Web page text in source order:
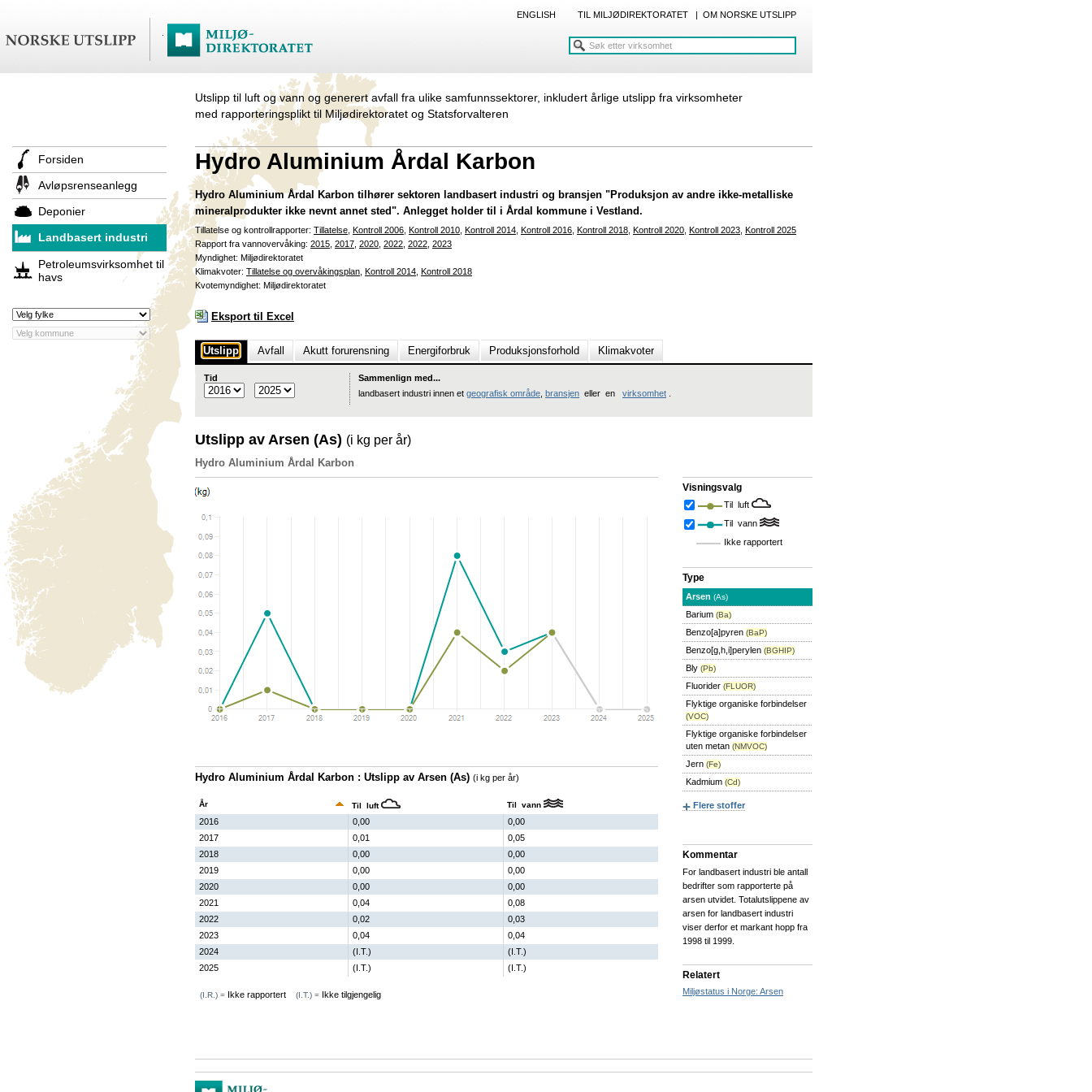
ENGLISH TIL MILJØDIREKTORATET | OM NORSKE UTSLIPP
Utslipp til luft og vann og generert avfall fra ulike samfunnssektorer, inkludert årlige utslipp fra virksomheter
med rapporteringsplikt til Miljødirektoratet og Statsforvalteren
Forsiden
Avløpsrenseanlegg
Deponier
Landbasert industri
Petroleumsvirksomhet til
havs
Hydro Aluminium Årdal Karbon
Hydro Aluminium Årdal Karbon tilhører sektoren landbasert industri og bransjen "Produksjon av andre ikke-metalliske
mineralprodukter ikke nevnt annet sted". Anlegget holder til i Årdal kommune i Vestland.
Tillatelse og kontrollrapporter: Tillatelse Kontroll 2006 Kontroll 2010 Kontroll 2014 Kontroll 2016 Kontroll 2018 Kontroll 2020 Kontroll 2023 Kontroll 2025
Rapport fra vannovervåking: 2015 2017 2020 2022 2022 2023
Myndighet: Miljødirektoratet
Klimakvoter: Tillatelse og overvåkingsplan Kontroll 2014 Kontroll 2018
Kvotemyndighet: Miljødirektoratet
Eksport til Excel
Utslipp Avfall Akutt forurensning Energiforbruk Produksjonsforhold Klimakvoter
Tid
Sammenlign med...
landbasert industri innen et geografisk område bransjen eller en virksomhet
Utslipp av Arsen (As) (i kg per år)
Hydro Aluminium Årdal Karbon
Hydro Aluminium Årdal Karbon : Utslipp av Arsen (As) (i kg per år)
År Til luft Til vann
2016 0,00
0,00
2017
0,01
0,05
2018
0,00
0,00
2019
0,00
0,00
2020
0,00
0,00
2021
0,04
0,08
2022
0,02
0,03
2023
0,04
0,04
2024
(I.T.)
(I.T.)
2025
(I.T.) (I.T.)
(I.R.) = Ikke rapportert (I.T.) = Ikke tilgjengelig
Visningsvalg
Til luft
Til vann
Ikke rapportert
Type
Arsen (As)
Barium (Ba)
Benzo[a]pyren (BaP)
Benzo[g,h,i]perylen (BGHIP)
Bly (Pb)
Fluorider (FLUOR)
Flyktige organiske forbindelser
(VOC)
Flyktige organiske forbindelser
uten metan (NMVOC)
Jern (Fe)
Kadmium (Cd)
Flere stoffer
Kommentar
For landbasert industri ble antall
bedrifter som rapporterte på
arsen utvidet. Totalutslippene av
arsen for landbasert industri
viser derfor et markant hopp fra
1998 til 1999.
Relatert
Miljøstatus i Norge: Arsen